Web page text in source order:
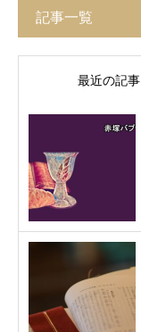
記事一覧
最近の記事